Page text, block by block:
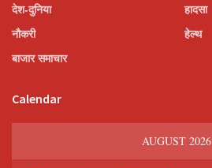
देश-दुनिया
नौकरी
बाजार समाचार
हादसा
हेल्थ
Calendar
AUGUST 2026